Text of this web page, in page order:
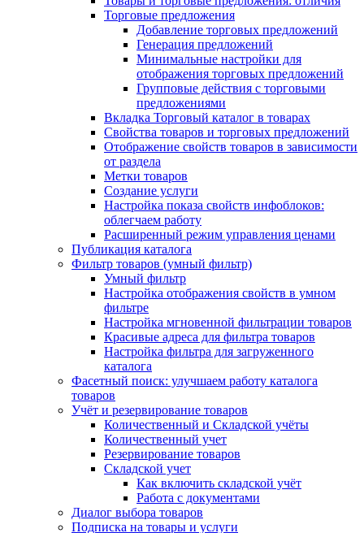
Торговые предложения
Добавление торговых предложений
Генерация предложений
Минимальные настройки для
отображения торговых предложений
Групповые действия с торговыми
предложениями
Вкладка Торговый каталог в товарах
Свойства товаров и торговых предложений
Отображение свойств товаров в зависимости
от раздела
Метки товаров
Создание услуги
Настройка показа свойств инфоблоков:
облегчаем работу
Расширенный режим управления ценами
Публикация каталога
Фильтр товаров (умный фильтр)
Умный фильтр
Настройка отображения свойств в умном
фильтре
Настройка мгновенной фильтрации товаров
Красивые адреса для фильтра товаров
Настройка фильтра для загруженного
каталога
Фасетный поиск: улучшаем работу каталога
товаров
Учёт и резервирование товаров
Количественный и Складской учёты
Количественный учет
Резервирование товаров
Складской учет
Как включить складской учёт
Работа с документами
Диалог выбора товаров
Подписка на товары и услуги